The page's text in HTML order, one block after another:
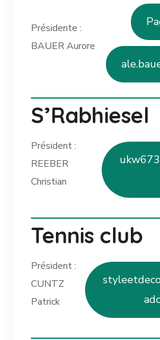
Présidente :
BAUER Aurore
S’Rabhiesel
Président :
REEBER
Christian
Tennis club
Président :
CUNTZ
Patrick